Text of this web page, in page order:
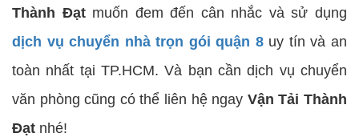
Thành Đạtmuốn đem đến cân nhắc và sử dụng
dịch vụ chuyển nhà trọn gói quận 8uy tín và an
toàn nhất tại TP.HCM. Và bạn cần dịch vụ chuyển
văn phòng cũng có thể liên hệ ngay Vận Tải Thành
Đạt nhé!